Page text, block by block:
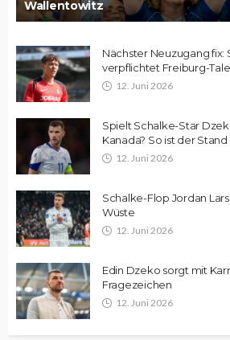
Wallentowitz
Nächster Neuzugang fix:
verpflichtet Freiburg-
12. Juni 2026
Spielt Schalke-Star
Kanada? So ist der Stand
12. Juni 2026
Schalke-Flop Jordan
Wüste
12. Juni 2026
Edin Dzeko sorgt mit
Fragezeichen
12. Juni 2026